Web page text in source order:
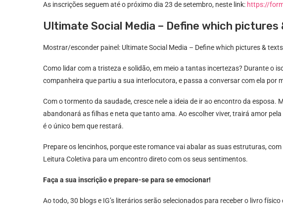
As inscrições seguem até o próximo dia 23 de setembro, neste link: https://
Ultimate Social Media – Define which
Mostrar/esconder painel: Ultimate Social Media – Define which pictures &
Como lidar com a tristeza e solidão, em meio a tantas incertezas? Durante o
companheira que partiu a sua interlocutora, e passa a conversar com ela por
Com o tormento da saudade, cresce nele a ideia de ir ao encontro da esposa.
abandonará as filhas e neta que tanto ama. Ao escolher viver, trairá amor
é o único bem que restará.
Prepare os lencinhos, porque este romance vai abalar as suas estruturas,
Leitura Coletiva para um encontro direto com os seus sentimentos.
Faça a sua inscrição e prepare-separa se emocionar!
Ao todo, 30 blogs e IG’s literários serão selecionados para receber o livro